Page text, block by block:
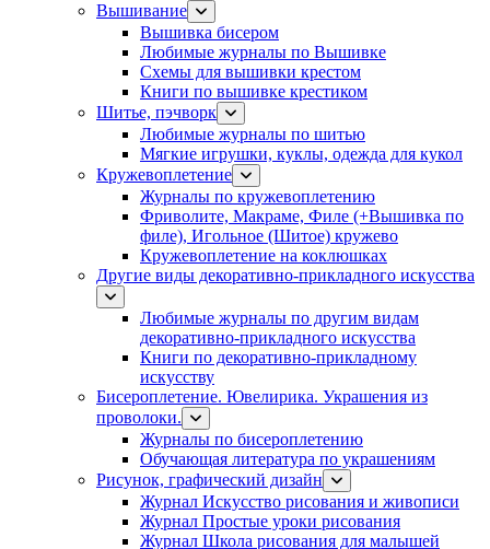
Вышивание
Вышивка бисером
Любимые журналы по Вышивке
Схемы для вышивки крестом
Книги по вышивке крестиком
Шитье, пэчворк
Любимые журналы по шитью
Мягкие игрушки, куклы, одежда для кукол
Кружевоплетение
Журналы по кружевоплетению
Фриволите, Макраме, Филе (+Вышивка по
филе), Игольное (Шитое) кружево
Кружевоплетение на коклюшках
Другие виды декоративно-прикладного искусства
Любимые журналы по другим видам
декоративно-прикладного искусства
Книги по декоративно-прикладному
искусству
Бисероплетение. Ювелирика. Украшения из
проволоки.
Журналы по бисероплетению
Обучающая литература по украшениям
Рисунок, графический дизайн
Журнал Искусство рисования и живописи
Журнал Простые уроки рисования
Журнал Школа рисования для малышей